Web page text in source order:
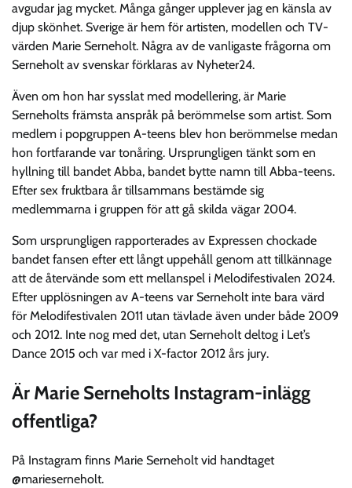
avgudar jag mycket. Många gånger upplever jag en känsla av
djup skönhet. Sverige är hem för artisten, modellen och TV-
värden Marie Serneholt. Några av de vanligaste frågorna om
Serneholt av svenskar förklaras av Nyheter24.
Även om hon har sysslat med modellering, är Marie
Serneholts främsta anspråk på berömmelse som artist. Som
medlem i popgruppen A-teens blev hon berömmelse medan
hon fortfarande var tonåring. Ursprungligen tänkt som en
hyllning till bandet Abba, bandet bytte namn till Abba-teens.
Efter sex fruktbara år tillsammans bestämde sig
medlemmarna i gruppen för att gå skilda vägar 2004.
Som ursprungligen rapporterades av Expressen chockade
bandet fansen efter ett långt uppehåll genom att tillkännage
att de återvände som ett mellanspel i Melodifestivalen 2024.
Efter upplösningen av A-teens var Serneholt inte bara värd
för Melodifestivalen 2011 utan tävlade även under både 2009
och 2012. Inte nog med det, utan Serneholt deltog i Let’s
Dance 2015 och var med i X-factor 2012 års jury.
Är Marie Serneholts Instagram-inlägg
offentliga?
På Instagram finns Marie Serneholt vid handtaget
@marieserneholt.